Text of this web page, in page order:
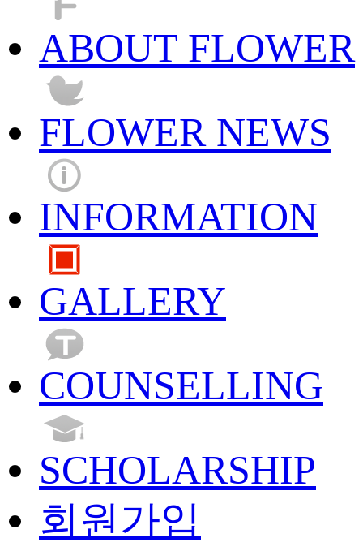
ABOUT FLOWER
FLOWER NEWS
INFORMATION
GALLERY
COUNSELLING
SCHOLARSHIP
회원가입